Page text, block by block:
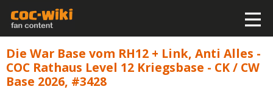
Die War Base vom RH12 + Link, Anti Alles -
COC Rathaus Level 12 Kriegsbase - CK / CW
Base 2026, #3428